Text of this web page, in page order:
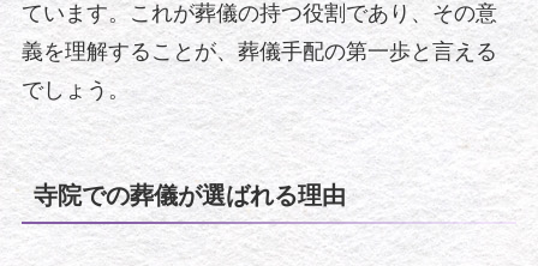
ています。これが葬儀の持つ役割であり、その意
義を理解することが、葬儀手配の第一歩と言える
でしょう。
寺院での葬儀が選ばれる理由